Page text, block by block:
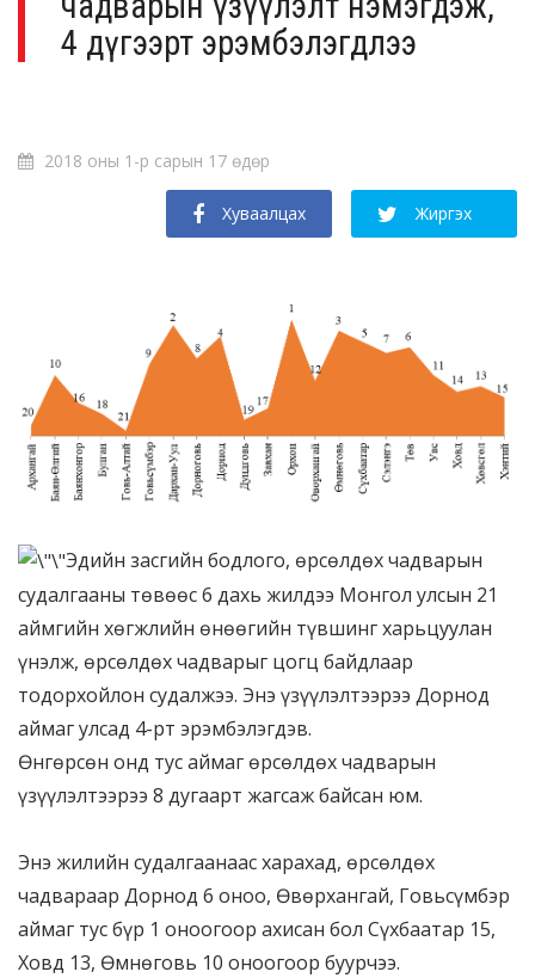
4 дүгээрт эрэмбэлэгдлээ
2018 оны 1-р сарын 17 өдөр
Хуваалцах Жиргэх
Эдийн засгийн бодлого, өрсөлдөх чадварын
судалгааны төвөөс 6 дахь жилдээ Монгол улсын 21
аймгийн хөгжлийн өнөөгийн түвшинг харьцуулан
үнэлж, өрсөлдөх чадварыг цогц байдлаар
тодорхойлон судалжээ. Энэ үзүүлэлтээрээ Дорнод
аймаг улсад 4-рт эрэмбэлэгдэв.
Өнгөрсөн онд тус аймаг өрсөлдөх чадварын
үзүүлэлтээрээ 8 дугаарт жагсаж байсан юм.
Энэ жилийн судалгаанаас харахад, өрсөлдөх
чадвараар Дорнод 6 оноо, Өвөрхангай, Говьсүмбэр
аймаг тус бүр 1 оноогоор ахисан бол Сүхбаатар 15,
Ховд 13, Өмнөговь 10 оноогоор буурчээ.